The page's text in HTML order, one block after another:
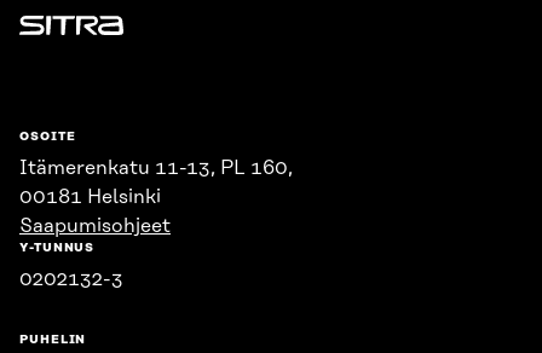
Sitra
OSOITE
Itämerenkatu 11-13, PL 160,
00181 Helsinki
Saapumisohjeet
Y-TUNNUS
0202132-3
PUHELIN